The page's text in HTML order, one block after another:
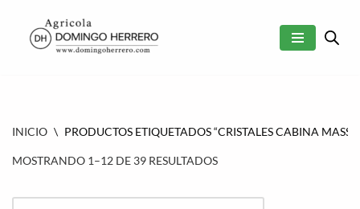
SALTAR
INICIO \ PRODUCTOS ETIQUETADOS “CRISTALES CABINA
MOSTRANDO 1–12 DE 39 RESULTADOS